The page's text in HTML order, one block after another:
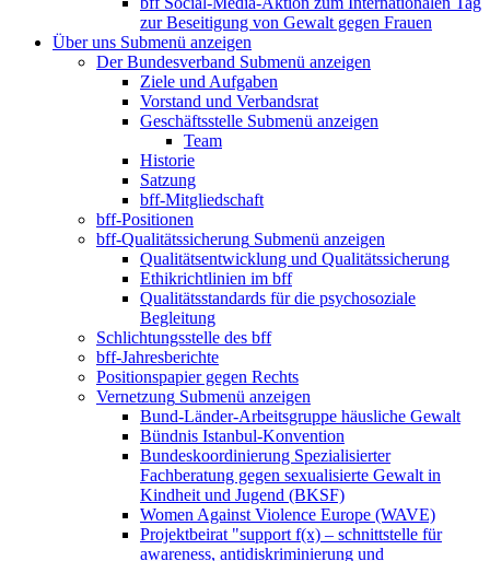
zur Beseitigung von Gewalt gegen Frauen
Über uns Submenü anzeigen
Der Bundesverband Submenü anzeigen
Ziele und Aufgaben
Vorstand und Verbandsrat
Geschäftsstelle Submenü anzeigen
Team
Historie
Satzung
bff-Mitgliedschaft
bff-Positionen
bff-Qualitätssicherung Submenü anzeigen
Qualitätsentwicklung und Qualitätssicherung
Ethikrichtlinien im bff
Qualitätsstandards für die psychosoziale
Begleitung
Schlichtungsstelle des bff
bff-Jahresberichte
Positionspapier gegen Rechts
Vernetzung Submenü anzeigen
Bund-Länder-Arbeitsgruppe häusliche Gewalt
Bündnis Istanbul-Konvention
Bundeskoordinierung Spezialisierter
Fachberatung gegen sexualisierte Gewalt in
Kindheit und Jugend (BKSF)
Women Against Violence Europe (WAVE)
Projektbeirat "support f(x) – schnittstelle für
awareness, antidiskriminierung und